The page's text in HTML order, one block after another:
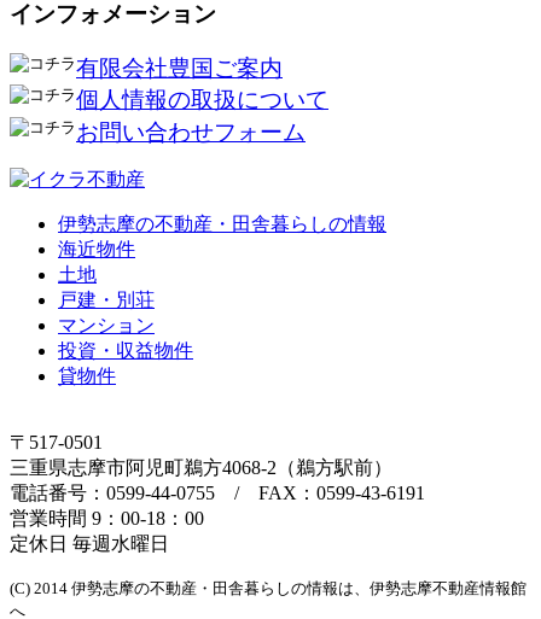
インフォメーション
有限会社豊国ご案内
個人情報の取扱について
お問い合わせフォーム
伊勢志摩の不動産・田舎暮らしの情報
海近物件
土地
戸建・別荘
マンション
投資・収益物件
貸物件
〒517-0501
三重県志摩市阿児町鵜方4068-2（鵜方駅前）
電話番号：0599-44-0755 / FAX：0599-43-6191
営業時間 9：00-18：00
定休日 毎週水曜日
(C) 2014 伊勢志摩の不動産・田舎暮らしの情報は、伊勢志摩不動産情報館
へ